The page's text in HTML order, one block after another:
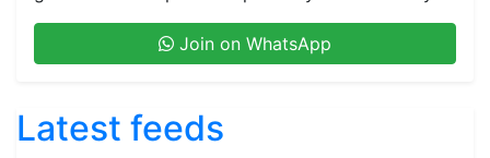
Join on WhatsApp
Latest feeds